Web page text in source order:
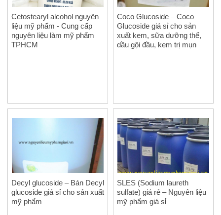
Cetostearyl alcohol nguyên
liệu mỹ phẩm - Cung cấp
nguyên liệu làm mỹ phẩm
TPHCM
Coco Glucoside – Coco
Glucoside giá sỉ cho sản
xuất kem, sữa dưỡng thể,
dầu gội đầu, kem trị mụn
Decyl glucoside – Bán Decyl
glucoside giá sỉ cho sản xuất
mỹ phẩm
SLES (Sodium laureth
sulfate) giá rẻ – Nguyên liệu
mỹ phẩm giá sỉ